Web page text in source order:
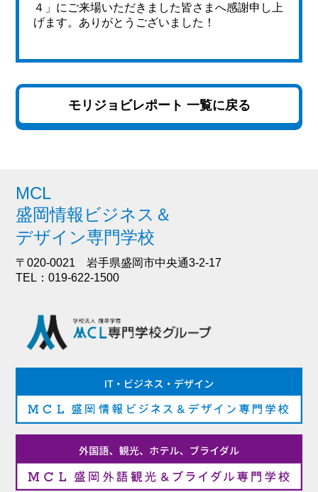
４」にご来場いただきました皆さまへ感謝申し上
げます。ありがとうございました！
モリジョビレポート 一覧に戻る
MCL
盛岡情報ビジネス＆
デザイン専門学校
〒020-0021 岩手県盛岡市中央通3-2-17
TEL：019-622-1500